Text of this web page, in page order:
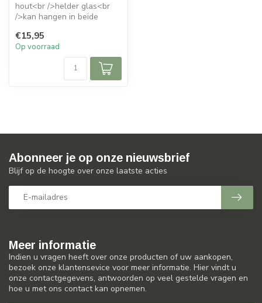
hout<br />helder glas<br
/>kan hangen in beide
beid...
€15,95
Op voorraad
Meer informatie
Indien u vragen heeft over onze producten of uw aankopen,
bezoek onze klantensevice voor meer informatie. Hier vindt u
onze contactgegevens, antwoorden op veel gestelde vragen en
hoe u met ons contact kan opnemen.
Abonneer je op onze nieuwsbrief
Blijf op de hoogte over onze laatste acties